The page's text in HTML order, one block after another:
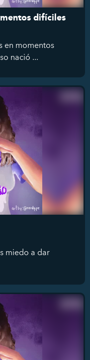
difíciles
en momentos
nació ...
miedo a dar